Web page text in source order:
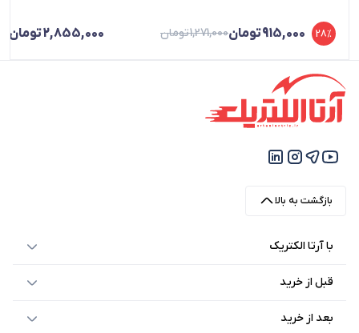
1,271,000تومان 915,000تومان 28%
2,855,000تومان
بازگشت به بالا
با آرتا الکتریک
قبل از خرید
بعد از خرید